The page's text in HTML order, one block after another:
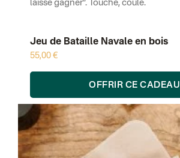
laissé gagner”. Touché, coulé.
Jeu de Bataille Navale en bois
55,00 €
OFFRIR CE CADEAU